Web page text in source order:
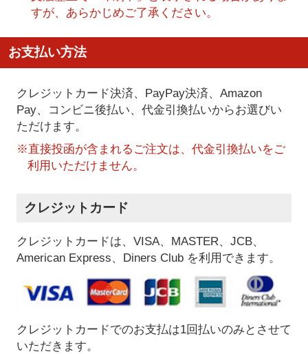
すが、あらかじめご了承ください。
お支払い方法
クレジットカード決済、PayPay決済、Amazon
Pay、コンビニ後払い、代金引換払いからお選びい
ただけます。
※直接投函が含まれるご注文は、代金引換払いをご
利用いただけません。
クレジットカード
クレジットカードは、VISA、MASTER、JCB、
American Express、Diners Club を利用できます。
クレジットカードでのお支払は1回払いのみとさせて
いただきます。